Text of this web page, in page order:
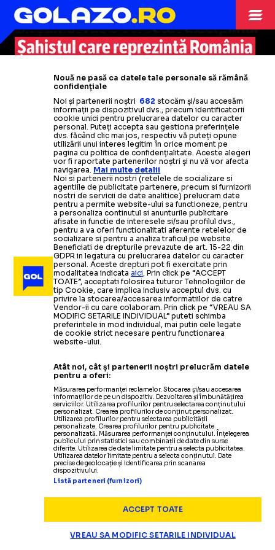
SAH
Acuzații dure după ceRusia a
sfidat decizia TAS:„Agresiunea nu
poate fi normalizată prin sport!”
Citește mai mult
Un mare maestru la șah acuză
Federația Internațională:„Ne
scanează! Este absurd”
Citește mai mult
A murit românul pe careKasparov
și Karpov n-aureușitsă-lînvingă »
veteranilor
Citește mai mult
Un șahist rus e cercetat disciplinar
dupămoartea surprinzătoarea
„Groaznic ce a făcut!”
Citește mai mult
NARODITSKY
Marele maestru de șah avea doar
devastat”
Citește mai mult
AU SCRIS ISTORIE
Lotul României a obținutcea mai
Campionatul European de Șah
Citește mai mult
MAESTRU
Șahistul care reprezintă România
Etică + a fost suspendat 3 ani!
Citește mai mult
ALTE SPORTURI
A SCRIS ISTORIE Cine estecea mai tânără jucătoare
care a învins un mare maestru
ALTE SPORTURI 02.06.2025
REACȚIE NERVOASĂ VIDEO.Magnus Carlsena șocat
lumea șahului după înfrângerea cu Gukesh
Dommaraju: „Dumnezeule!”
13.05.2025
KASPAROV, ÎN DEZBATEREA ELECTORALĂ
Ce a
răspuns Nicușor Dan la întrebarea marelui șahist:
„Veți face presiuni pentru a recuperatezaurul din
11.05.2025
„DACĂ NU VOTEZI,
AJUNGI CA ÎN RUSIA
SAU CHINA”
Kasparov,apel către români
înainte de turul 2: „Fii mândru că
poți schimba ceva”
Citește mai mult
ALTE SPORTURI 07.05.2025
BUCUREȘTI,
CENTRUL ȘAHULUI
MONDIAL
Garry Kasparova deschis etapa
românească din Grand Chess Tour
Citește mai mult
noua stea a șahului mondial
puștiului francez cu origini românești, în dialog cu
DIVERSE 30.12.2024
COMPROMIS
Nouă ne pasă ca datele tale personale să rămână
confidențiale
Noi și partenerii noștri 682 stocăm și/sau accesăm
informații pe dispozitivul dvs., precum identificatorii
cookie unici pentru prelucrarea datelor cu caracter
personal. Puteți accepta sau gestiona preferințele
dvs. făcând clic mai jos, respectiv vă puteți opune
utilizării unui interes legitim în orice moment pe
pagina cu politica de confidențialitate. Aceste alegeri
vor fi raportate partenerilor noștri și nu vă vor afecta
navigarea. Mai multe detalii
Noi si partenerii nostri (retelele de socializare si
agentiile de publicitate partenere, precum si furnizorii
nostri de servicii de date analitice) prelucram date
pentru a permite website-ului sa functioneze, pentru
a personaliza continutul si anunturile publicitare
afisate in functie de interesele si/sau profilul dvs.,
pentru a va oferi functionalitati aferente retelelor de
socializare si pentru a analiza traficul pe website.
Beneficiati de drepturile prevazute de art. 15-22 din
GDPR in legatura cu prelucrarea datelor cu caracter
personal. Aceste drepturi pot fi exercitate prin
modalitatea indicataaici . Prin click pe “ACCEPT
TOATE”, acceptati folosirea tuturor Tehnologiilor de
tip Cookie, care implica inclusiv acceptul dvs. cu
privire la stocarea/accesarea informatiilor de catre
Vendor-ii cu care colaboram. Prin click pe “VREAU SA
MODIFIC SETARILE INDIVIDUAL” puteti schimba
preferintele in mod individual, mai putin cele legate
de cookie strict necesare pentru functionarea
website-ului.
Atât noi, cât și partenerii noștri prelucrăm datele
pentru a oferi:
Măsurarea performanței reclamelor. Stocarea și/sau accesarea
informațiilor de pe un dispozitiv. Dezvoltarea și îmbunătățirea
serviciilor. Utilizarea profilurilor pentru selectarea conținutului
personalizat. Crearea profilurilor de conținut personalizat.
Utilizarea profilurilor pentru selectarea publicității
personalizate. Crearea profilurilor pentru publicitate
personalizată. Măsurarea performanței conținutului. Înțelegerea
publicului prin statistici sau combinații de date din surse
diferite. Utilizarea de date limitate pentru a selecta publicitatea.
Utilizarea datelor limitate pentru a selecta conținutul. Date
precise de geolocație și identificarea prin scanarea
dispozitivului.
Listă parteneri (furnizori)
ACCEPT TOATE
VREAU SA MODIFIC SETARILE INDIVIDUAL